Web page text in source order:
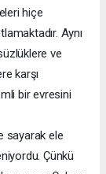
hiçe
Aynı
ve
karşı
bir evresini
sayarak ele
Çünkü